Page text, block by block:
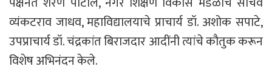
व्यंकटराव जाधव, महाविद्यालयाचे प्राचार्य डॉ. अशोक सपाटे,
उपप्राचार्य डॉ. चंद्रकांत बिराजदार आदींनी त्यांचे कौतुक करून
विशेष अभिनंदन केले.